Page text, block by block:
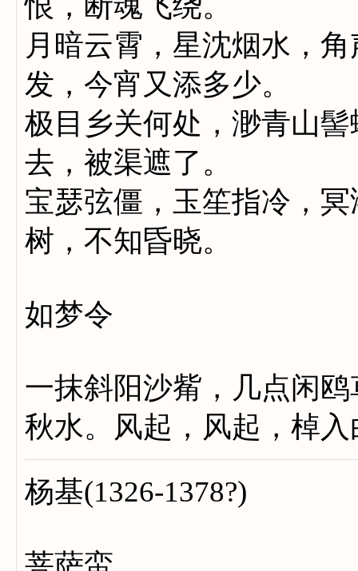
月暗云霄，星沈烟水，
发，今宵又添多少。
极目乡关何处，渺青山
去，被渠遮了。
宝瑟弦僵，玉笙指冷，
树，不知昏晓。
如梦令
一抹斜阳沙觜，几点闲
秋水。风起，风起，棹
杨基(1326-1378?)